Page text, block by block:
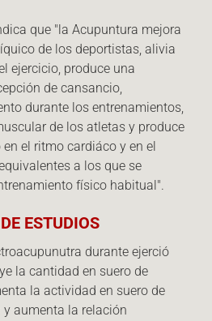
que "la Acupuntura mejora
de los deportistas, alivia
ejercicio, produce una
de cansancio,
durante los entrenamientos,
de los atletas y produce
el ritmo cardiáco y en el
a los que se
físico habitual".
ESTUDIOS
durante ejerció
la cantidad en suero de
la actividad en suero de
aumenta la relación